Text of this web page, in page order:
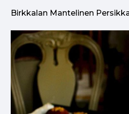
Birkkalan Mantelinen